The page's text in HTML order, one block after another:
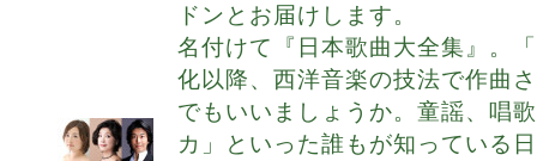
ドンとお届けします。
名付けて『日本歌曲大全集』。
化以降、西洋音楽の技法で作曲
でもいいましょうか。童謡、唱
カ」といった誰もが知っている